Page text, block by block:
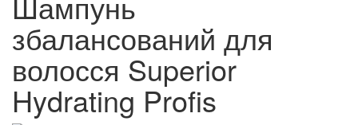
збалансований для
волосся Superior
Hydrating Profis